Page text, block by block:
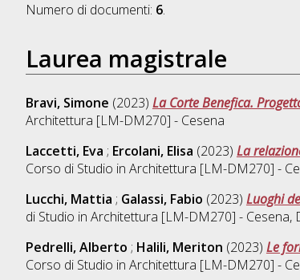
Numero di documenti: 6.
Laurea magistrale
Bravi, Simone (2023) La Corte Benefica.
Architettura [LM-DM270] - Cesena
Laccetti, Eva ; Ercolani, Elisa (2023) La
Corso di Studio in Architettura [LM-DM270] -
Lucchi, Mattia ; Galassi, Fabio (2023) Luoghi
di Studio in Architettura [LM-DM270] - Cesena,
Pedrelli, Alberto ; Halili, Meriton (2023) Le
Corso di Studio in Architettura [LM-DM270] -